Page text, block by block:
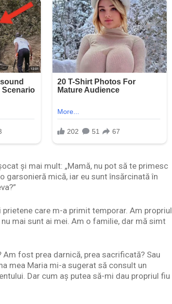
și mai mult: „Mamă, nu pot să te primesc
garsonieră mică, iar eu sunt însărcinată în
care m-a primit temporar. Am propriul
mai sunt ai mei. Am o familie, dar mă simt
fost prea darnică, prea sacrificată? Sau
mea Maria mi-a sugerat să consult un
Dar cum aș putea să-mi dau propriul fiu